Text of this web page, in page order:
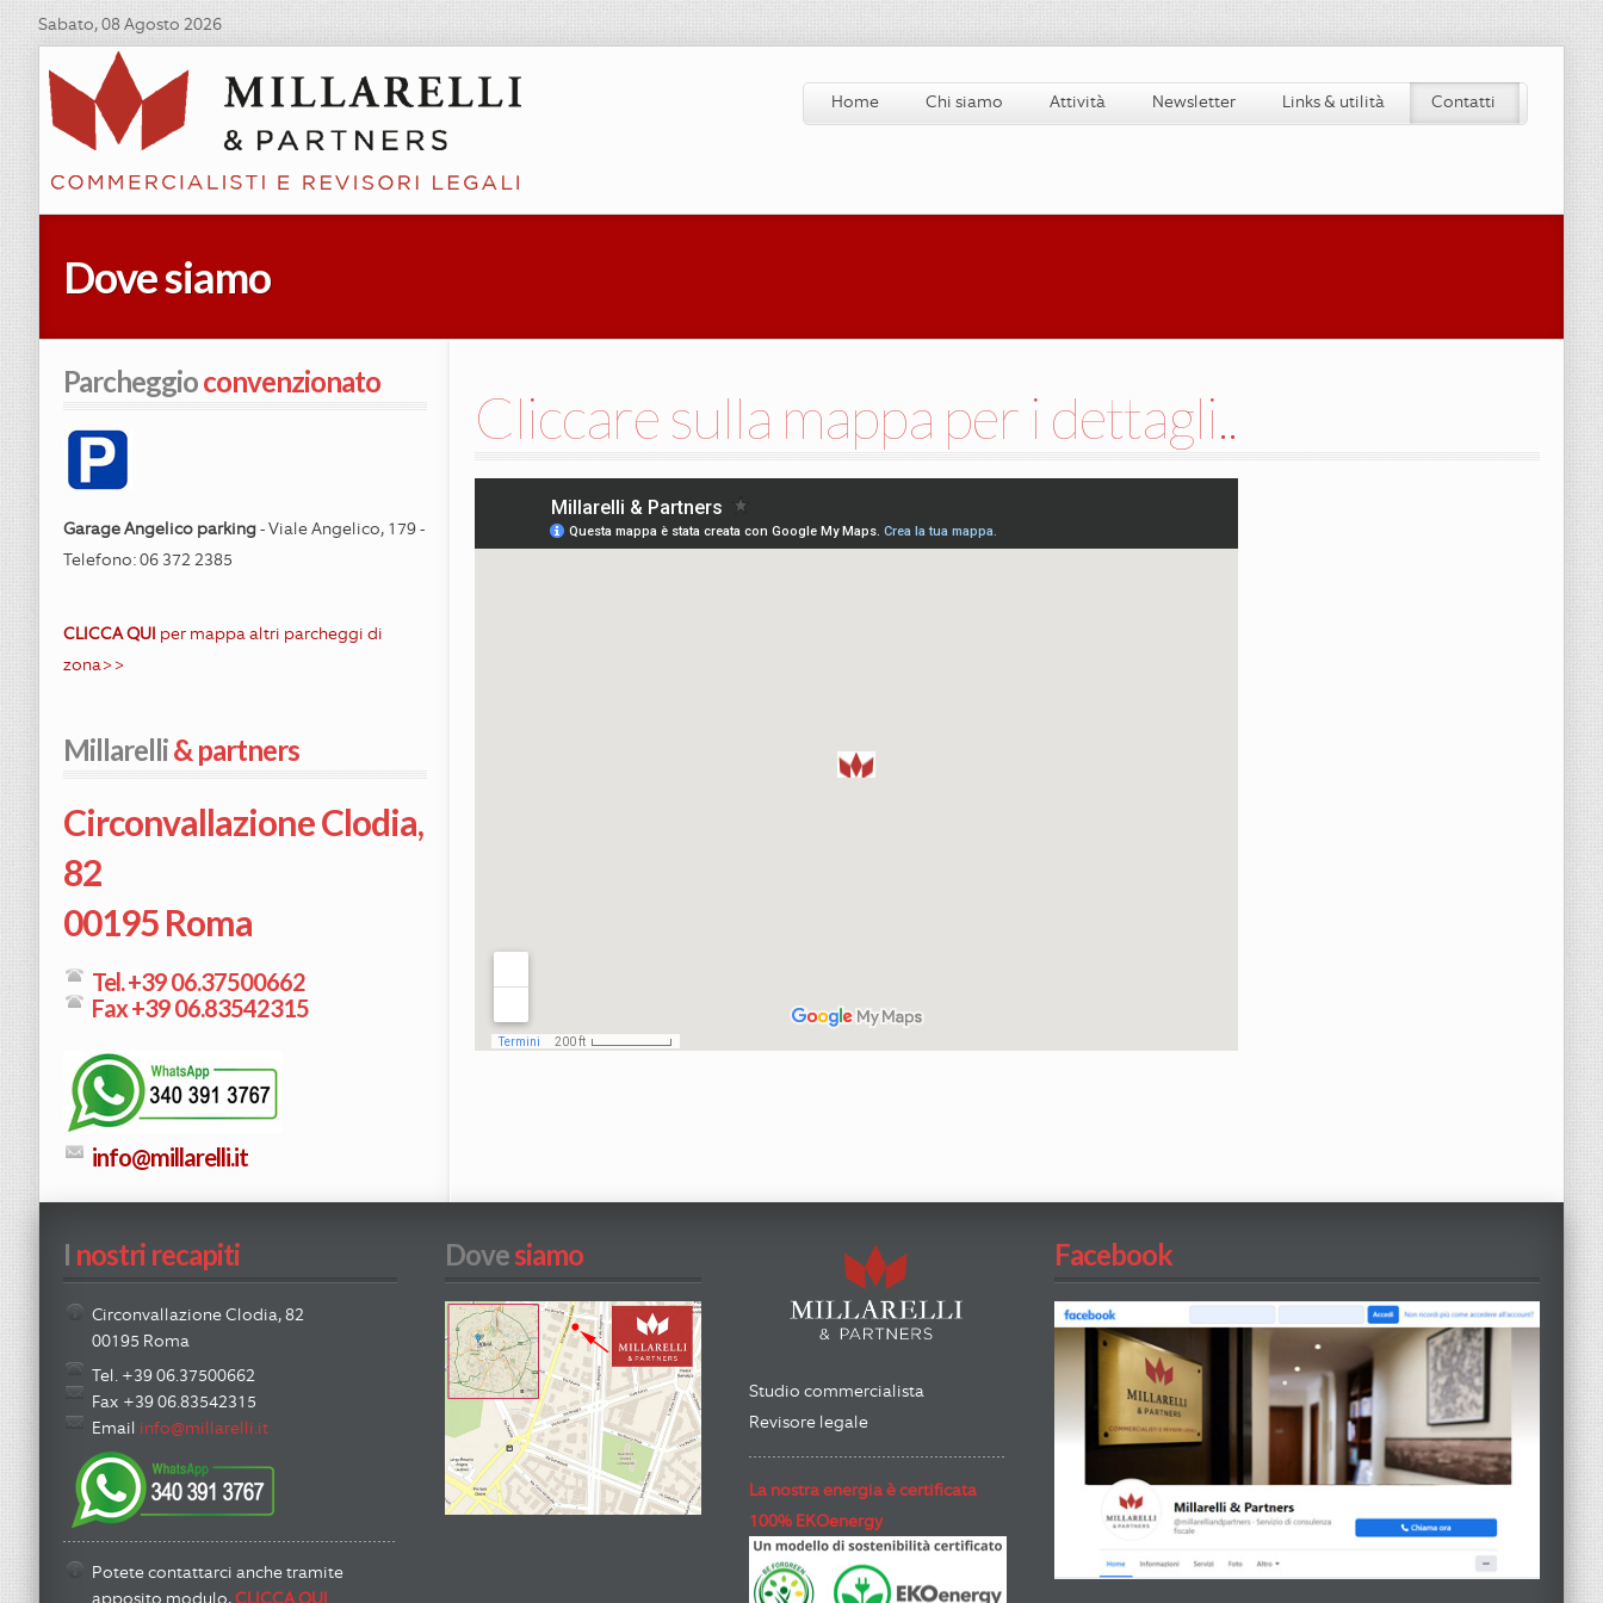
Sabato, 08 Agosto 2026
Home Chi siamo Attività Newsletter Links & utilità Contatti
Dove siamo
Cliccare sulla mappa per i dettagli..
Parcheggio convenzionato
Garage Angelico parking- Viale Angelico, 179 -
Telefono: 06 372 2385
CLICCA QUI per mappa altri parcheggi di
zona>>
Millarelli & partners
Circonvallazione Clodia,
82
00195 Roma
Tel. +39 06.37500662
Fax +39 06.83542315
info@millarelli.it
I nostri recapiti
Circonvallazione Clodia, 82
00195 Roma
Tel. +39 06.37500662
Fax +39 06.83542315
Email info@millarelli.it
Potete contattarci anche tramite
apposito modulo,CLICCA QUI
Dove siamo
Studio commercialista
Revisore legale
La nostra energia è certificata
100% EKOenergy
Facebook